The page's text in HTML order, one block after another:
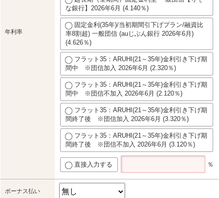
年利率
な銀行】2026年6月 (4.140％)
固定金利(35年)/当初期間引下げプラン/融資比
率8割超) 一般団信 (auじぶん銀行 2026年6月)
(4.626％)
フラット35：ARUHI(21～35年)金利引き下げ期
間中 ※団信加入 2026年6月 (2.320％)
フラット35：ARUHI(21～35年)金利引き下げ期
間中 ※団信不加入 2026年6月 (2.120％)
フラット35：ARUHI(21～35年)金利引き下げ期
間終了後 ※団信加入 2026年6月 (3.320％)
フラット35：ARUHI(21～35年)金利引き下げ期
間終了後 ※団信不加入 2026年6月 (3.120％)
直接入力する ％
ボーナス払い